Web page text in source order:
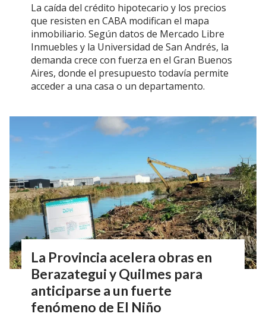
La caída del crédito hipotecario y los precios
que resisten en CABA modifican el mapa
inmobiliario. Según datos de Mercado Libre
Inmuebles y la Universidad de San Andrés, la
demanda crece con fuerza en el Gran Buenos
Aires, donde el presupuesto todavía permite
acceder a una casa o un departamento.
La Provincia acelera obras en
Berazategui y Quilmes para
anticiparse a un fuerte
fenómeno de El Niño